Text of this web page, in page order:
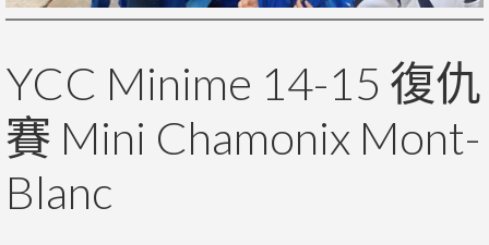
YCC Minime 14-15 復仇
賽 Mini Chamonix Mont-
Blanc